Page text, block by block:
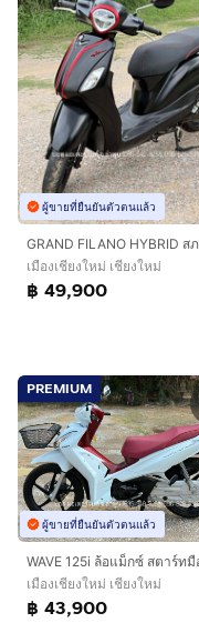
ผู้ขายที่ยืนยันตัวตนแล้ว
เมืองเชียงใหม่ เชียงใหม่
฿ 49,900
PREMIUM
ผู้ขายที่ยืนยันตัวตนแล้ว
เมืองเชียงใหม่ เชียงใหม่
฿ 43,900